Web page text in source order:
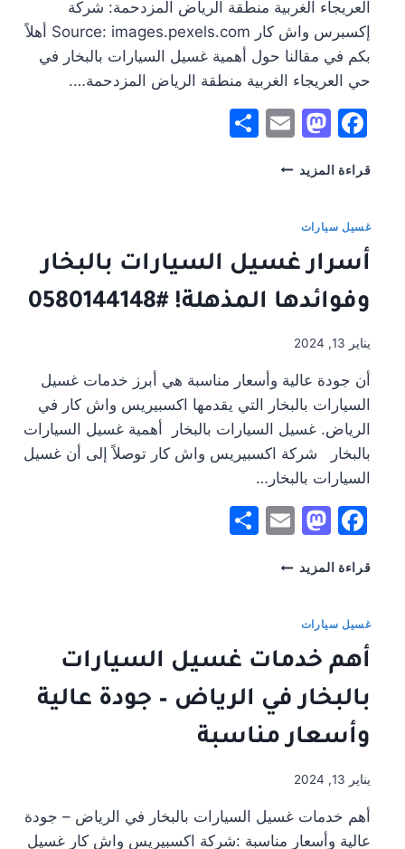
العريجاء الغربية منطقة الرياض المزدحمة: شركة
إكسبرس واش كار Source: images.pexels.com أهلاً
بكم في مقالنا حول أهمية غسيل السيارات بالبخار في
حي العريجاء الغربية منطقة الرياض المزدحمة….
Facebook
Mastodon
Email
Share
قراءة المزيد تعرف
بالبخار
حي
الغربية
الرياض
المزدحمة:
شركة
إكسبرس
واش
كار
غسيل سيارات
أسرار غسيل السيارات بالبخار
وفوائدها المذهلة! #0580144148
يناير 13, 2024
أن جودة عالية وأسعار مناسبة هي أبرز خدمات غسيل
السيارات بالبخار التي يقدمها اكسبيريس واش كار في
الرياض. غسيل السيارات بالبخار أهمية غسيل السيارات
بالبخار شركة اكسبيريس واش كار توصلاً إلى أن غسيل
السيارات بالبخار…
Facebook
Mastodon
Email
Share
قراءة المزيد أسرار
المذهلة!
غسيل سيارات
أهم خدمات غسيل السيارات
بالبخار في الرياض – جودة عالية
وأسعار مناسبة
يناير 13, 2024
أهم خدمات غسيل السيارات بالبخار في الرياض – جودة
عالية وأسعار مناسبة :شركة اكسبيريس واش كار غسيل